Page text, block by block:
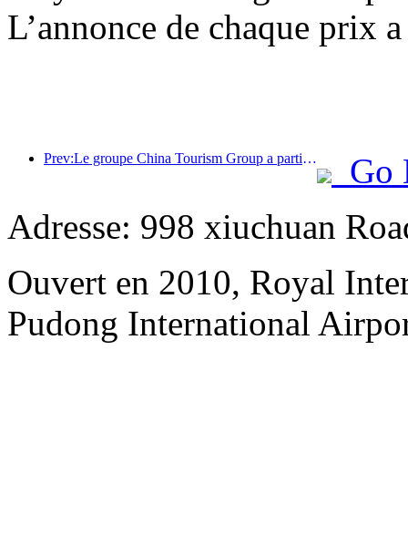
L’annonce de chaque prix
Prev:Le groupe China Tourism Group a participé à l'Exposition internationale d'importation de Chine pendant huit années consécutives, signant des contrats d'une valeur de plus d'un milliard de dollars américains.
Go
Adresse: 998 xiuchuan
Ouvert en 2010, Royal
Pudong International